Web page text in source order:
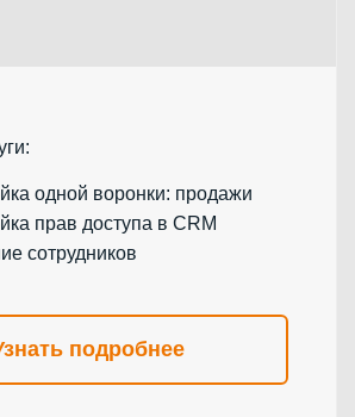
одной воронки: продажи
прав доступа в CRM
сотрудников
подробнее